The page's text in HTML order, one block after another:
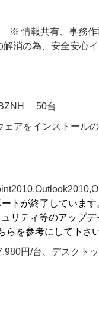
報共有、事務作業
消の為、安全安心
50台
をインストールの
トが終了しています
リティ等のアップデ
ら を参考にして下さい
円/台、デスクトッ